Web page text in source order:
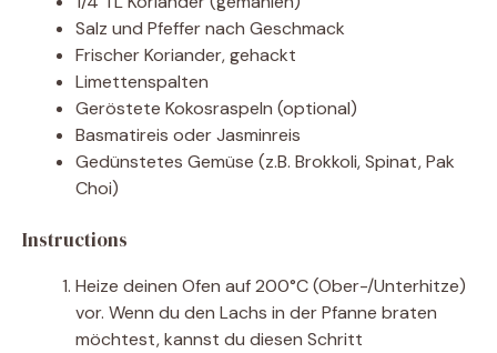
Salz und Pfeffer nach Geschmack
Frischer Koriander, gehackt
Limettenspalten
Geröstete Kokosraspeln (optional)
Basmatireis oder Jasminreis
Gedünstetes Gemüse (z.B. Brokkoli, Spinat, Pak
Choi)
Instructions
Heize deinen Ofen auf 200°C (Ober-/Unterhitze)
vor. Wenn du den Lachs in der Pfanne braten
möchtest, kannst du diesen Schritt